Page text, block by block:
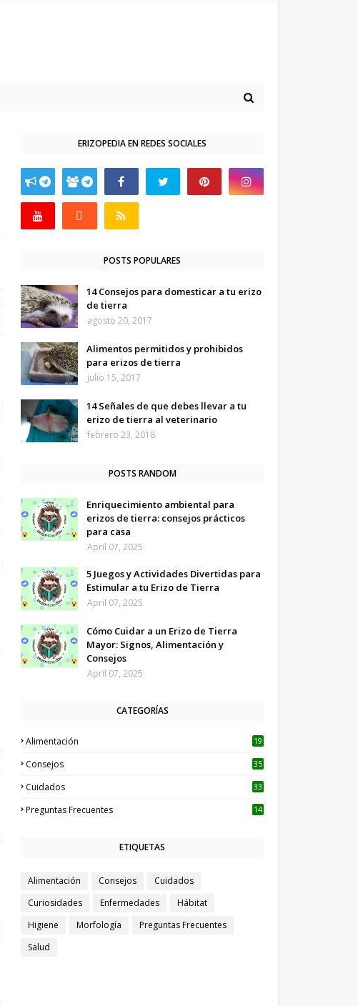
ERIZOPEDIA EN REDES SOCIALES
POSTS POPULARES
14 Consejos para domesticar a tu erizo
de tierra
agosto 20, 2017
Alimentos permitidos y prohibidos
para erizos de tierra
julio 15, 2017
14 Señales de que debes llevar a tu
erizo de tierra al veterinario
febrero 23, 2018
POSTS RANDOM
Enriquecimiento ambiental para
erizos de tierra: consejos prácticos
para casa
April 07, 2025
5 Juegos y Actividades Divertidas para
Estimular a tu Erizo de Tierra
April 07, 2025
Cómo Cuidar a un Erizo de Tierra
Mayor: Signos, Alimentación y
Consejos
April 07, 2025
CATEGORÍAS
Alimentación 19
Consejos 35
Cuidados 33
Preguntas Frecuentes 14
ETIQUETAS
Alimentación Consejos
Cuidados
Curiosidades
Enfermedades
Hábitat
Higiene
Morfología
Preguntas Frecuentes
Salud